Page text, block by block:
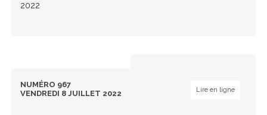
2022
NUMÉRO 967
VENDREDI 8 JUILLET 2022
Lire en ligne